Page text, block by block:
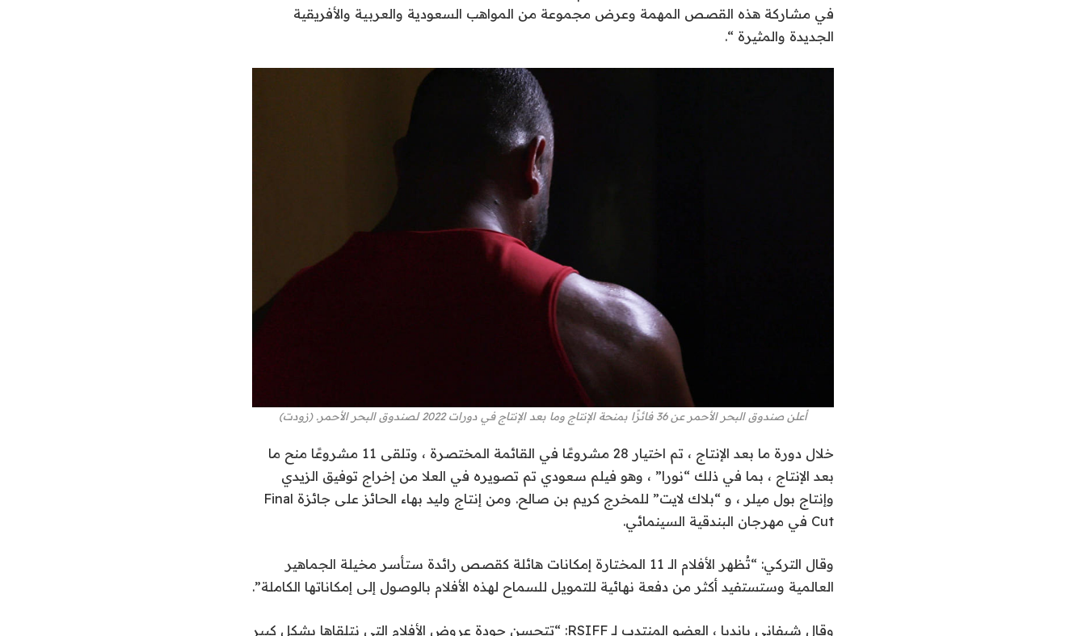
في مشاركة هذه القصص المهمة وعرض مجموعة من المواهب السعودية والعربية والأفريقية
الجديدة والمثيرة “.
أعلن صندوق البحر الأحمر عن 36 فائزًا بمنحة الإنتاج وما بعد الإنتاج في دورات 2022 لصندوق البحر الأحمر. (زودت)
خلال دورة ما بعد الإنتاج ، تم اختيار 28 مشروعًا في القائمة المختصرة ، وتلقى 11 مشروعًا منح ما
بعد الإنتاج ، بما في ذلك “نورا” ، وهو فيلم سعودي تم تصويره في العلا من إخراج توفيق الزيدي
وإنتاج بول ميلر ، و “بلاك لايت” للمخرج كريم بن صالح. ومن إنتاج وليد بهاء الحائز على جائزة Final
Cut في مهرجان البندقية السينمائي.
وقال التركي: “تُظهر الأفلام الـ 11 المختارة إمكانات هائلة كقصص رائدة ستأسر مخيلة الجماهير
العالمية وستستفيد أكثر من دفعة نهائية للتمويل للسماح لهذه الأفلام بالوصول إلى إمكاناتها الكاملة”.
وقال شيفاني بانديا ، العضو المنتدب لـ RSIFF: “تتحسن جودة عروض الأفلام التي نتلقاها بشكل كبير